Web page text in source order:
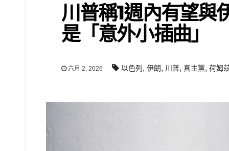
川普稱1週內有望與
是「意外小插曲」
六月 2, 2026 以色列 , 伊朗, 川普, 真主黨, 荷姆